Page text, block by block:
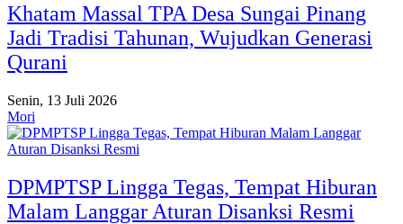
Khatam Massal TPA Desa Sungai Pinang
Jadi Tradisi Tahunan, Wujudkan Generasi
Qurani
Senin, 13 Juli 2026
Mori
DPMPTSP Lingga Tegas, Tempat Hiburan
Malam Langgar Aturan Disanksi Resmi